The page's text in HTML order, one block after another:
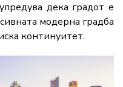
дека градот е
модерна градба
континуитет.